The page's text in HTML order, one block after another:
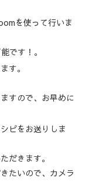
を使って行いま
です！。
す。
すので、お早めに
ピをお送りしま
だきます。
たいので、カメラ